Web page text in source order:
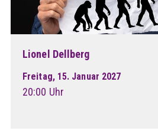
Lionel Dellberg
Freitag, 15. Januar 2027
20:00 Uhr